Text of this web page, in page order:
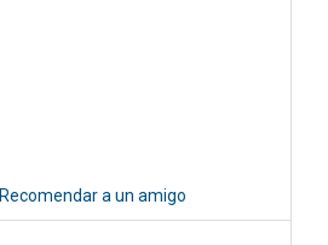
Recomendar a un amigo